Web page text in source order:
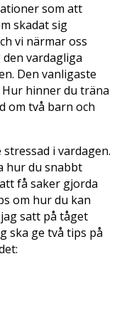
som att
skadat sig
vi närmar oss
vardagliga
Den vanligaste
Hur hinner du träna
om två barn och
i vardagen.
hur du snabbt
få saker gjorda
om hur du kan
satt på tåget
ska ge två tips på